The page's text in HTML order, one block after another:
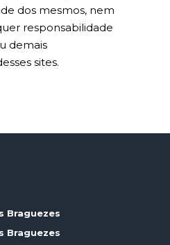
dos mesmos, nem
responsabilidade
demais
sites.
Braguezes
Braguezes